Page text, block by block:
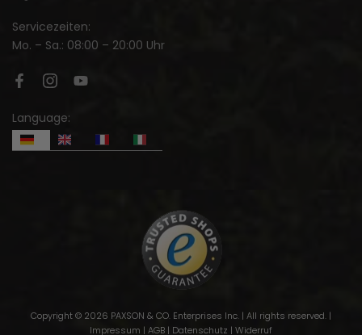
Servicezeiten:
Mo. – Sa.: 08:00 – 20:00 Uhr
Language:
Copyright © 2026 PAXSON & CO. Enterprises Inc. | All rights reserved. |
Impressum | AGB | Datenschutz | Widerruf